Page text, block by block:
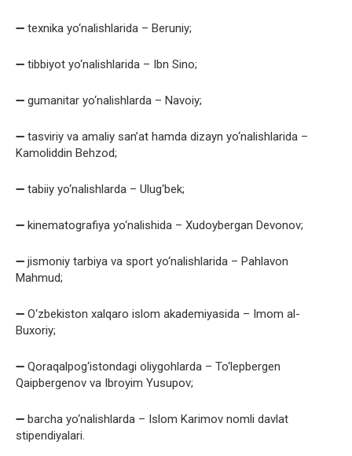
➖ texnika yo‘nalishlarida – Beruniy;
➖ tibbiyot yo‘nalishlarida – Ibn Sino;
➖ gumanitar yo‘nalishlarda – Navoiy;
➖ tasviriy va amaliy san’at hamda dizayn yo‘nalishlarida –
Kamoliddin Behzod;
➖ tabiiy yo‘nalishlarda – Ulug‘bek;
➖ kinematografiya yo‘nalishida – Xudoybergan Devonov;
➖ jismoniy tarbiya va sport yo‘nalishlarida – Pahlavon
Mahmud;
➖ O‘zbekiston xalqaro islom akademiyasida – Imom al-
Buxoriy;
➖ Qoraqalpog‘istondagi oliygohlarda – To‘lepbergen
Qaipbergenov va Ibroyim Yusupov;
➖ barcha yo‘nalishlarda – Islom Karimov nomli davlat
stipendiyalari.